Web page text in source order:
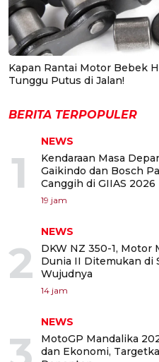
Kapan Rantai Motor Bebek
Tunggu Putus di Jalan!
BERITA TERPOPULER
1
NEWS
Kendaraan Masa
Gaikindo dan Bosch
Canggih di GIIAS 2026
19 jam
2
NEWS
DKW NZ 350-1, Motor
Dunia II Ditemukan di
Wujudnya
14 jam
NEWS
MotoGP Mandalika
dan Ekonomi,